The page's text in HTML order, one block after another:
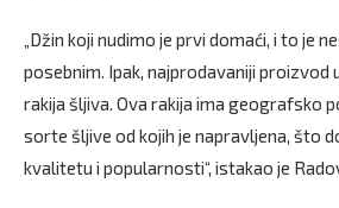
„Džin koji nudimo je prvi domaći, i to je
posebnim. Ipak, najprodavaniji proizvod
rakija šljiva. Ova rakija ima geografsko
sorte šljive od kojih je napravljena, što
kvalitetu i popularnosti“, istakao je